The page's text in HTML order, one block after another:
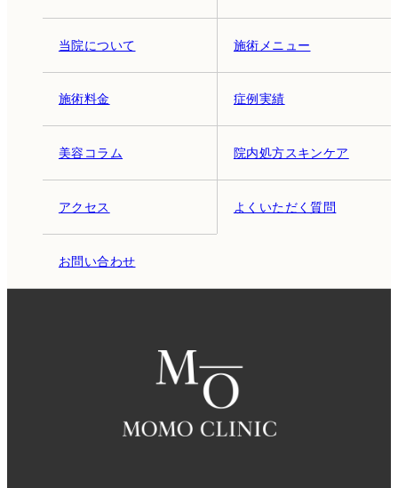
当院について 施術メニュー
施術料金 症例実績
美容コラム 院内処方スキンケア
アクセス よくいただく質問
お問い合わせ